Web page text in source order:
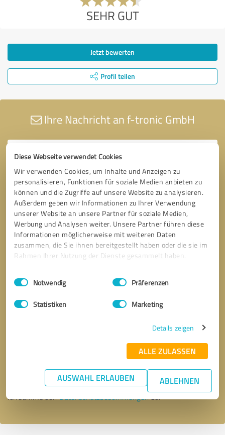
Diese Webseite verwendet Cookies
Wir verwenden Cookies, um Inhalte und Anzeigen zu
personalisieren, Funktionen für soziale Medien anbieten zu
können und die Zugriffe auf unsere Website zu analysieren.
Außerdem geben wir Informationen zu Ihrer Verwendung
unserer Website an unsere Partner für soziale Medien,
Werbung und Analysen weiter. Unsere Partner führen diese
Informationen möglicherweise mit weiteren Daten
zusammen, die Sie ihnen bereitgestellt haben oder die sie im
Rahmen Ihrer Nutzung der Dienste gesammelt haben.
Impressum Datenschutzbestimmungen
Einwilligungsauswahl
Notwendig Präferenzen
Statistiken Marketing
Details zeigen
ALLE ZULASSEN
AUSWAHL ERLAUBEN ABLEHNEN
SEHR GUT
Jetzt bewerten
Profil teilen
Ihre Nachricht an f-tronic GmbH
* Erforderliche Angaben
Nachricht senden
Ich stimme denDatenschutzbestimmungenzu.